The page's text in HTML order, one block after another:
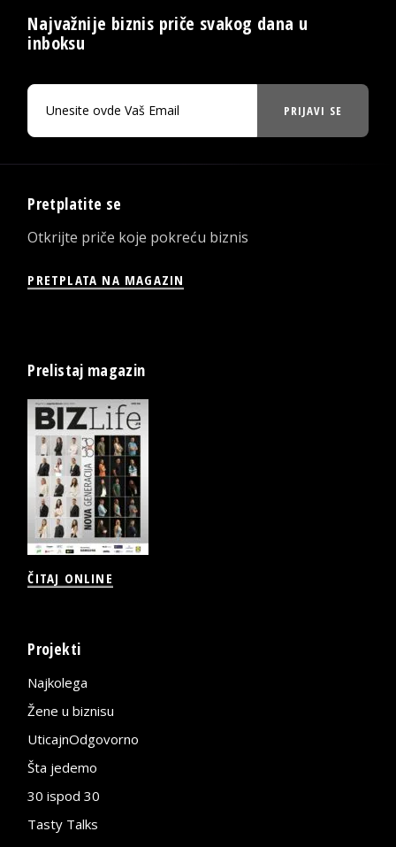
Najvažnije biznis priče svakog dana u
inboksu
PRIJAVI SE
Pretplatite se
Otkrijte priče koje pokreću biznis
PRETPLATA NA MAGAZIN
Prelistaj magazin
ČITAJ ONLINE
Projekti
Najkolega
Žene u biznisu
UticajnOdgovorno
Šta jedemo
30 ispod 30
Tasty Talks